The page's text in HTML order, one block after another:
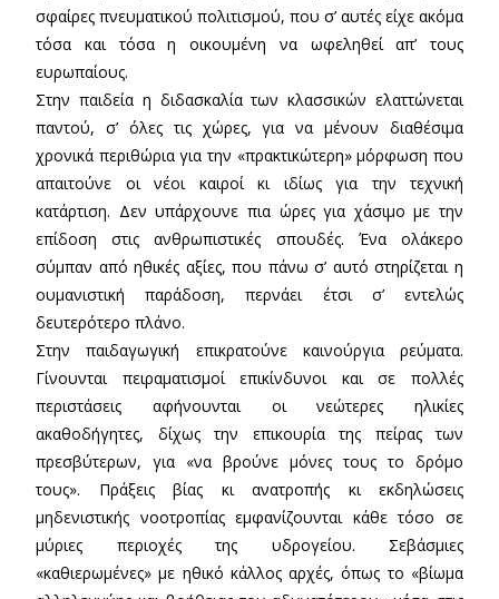
σφαίρες πνευματικού πολιτισμού, που σ’ αυτές είχε ακόμα
τόσα και τόσα η οικουμένη να ωφεληθεί απ’ τους
ευρωπαίους.
Στην παιδεία η διδασκαλία των κλασσικών ελαττώνεται
παντού, σ’ όλες τις χώρες, για να μένουν διαθέσιμα
χρονικά περιθώρια για την «πρακτικώτερη» μόρφωση που
απαιτούνε οι νέοι καιροί κι ιδίως για την τεχνική
κατάρτιση. Δεν υπάρχουνε πια ώρες για χάσιμο με την
επίδοση στις ανθρωπιστικές σπουδές. Ένα ολάκερο
σύμπαν από ηθικές αξίες, που πάνω σ’ αυτό στηρίζεται η
ουμανιστική παράδοση, περνάει έτσι σ’ εντελώς
δευτερότερο πλάνο.
Στην παιδαγωγική επικρατούνε καινούργια ρεύματα.
Γίνουνται πειραματισμοί επικίνδυνοι και σε πολλές
περιστάσεις αφήνουνται οι νεώτερες ηλικίες
ακαθοδήγητες, δίχως την επικουρία της πείρας των
πρεσβύτερων, για «να βρούνε μόνες τους το δρόμο
τους». Πράξεις βίας κι ανατροπής κι εκδηλώσεις
μηδενιστικής νοοτροπίας εμφανίζουνται κάθε τόσο σε
μύριες περιοχές της υδρογείου. Σεβάσμιες
«καθιερωμένες» με ηθικό κάλλος αρχές, όπως το «βίωμα